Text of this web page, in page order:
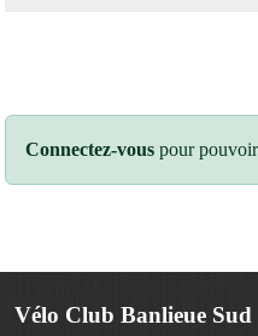
Connectez-vous pour
Vélo Club Banlieue